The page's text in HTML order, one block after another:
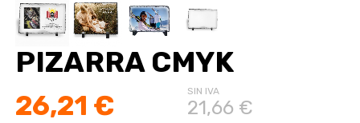
PIZARRA CMYK
26,21 € SIN IVA
21,66 €